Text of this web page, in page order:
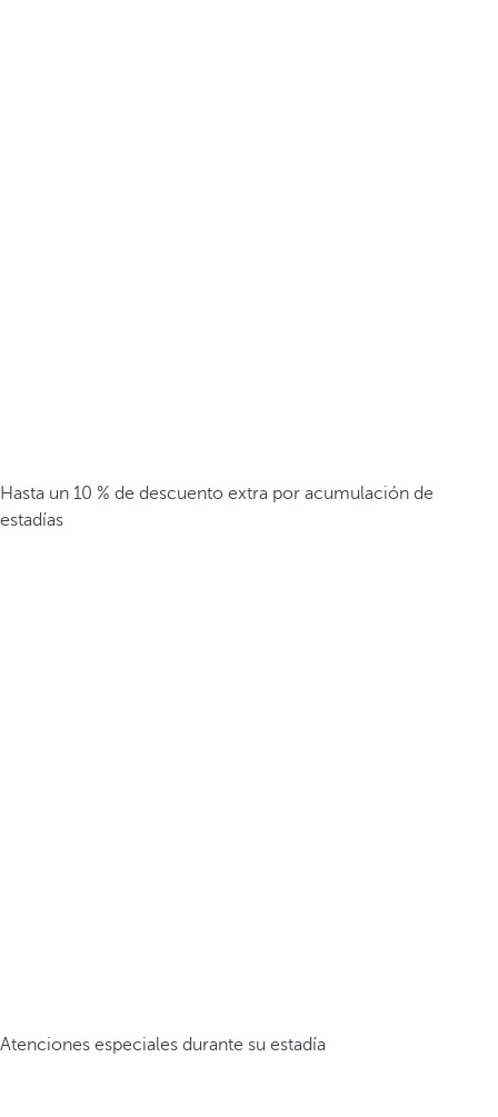
Hasta un 10 % de descuento extra por acumulación de
estadías
Atenciones especiales durante su estadía